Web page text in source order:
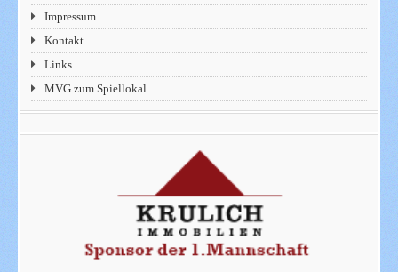
Impressum
Kontakt
Links
MVG zum Spiellokal